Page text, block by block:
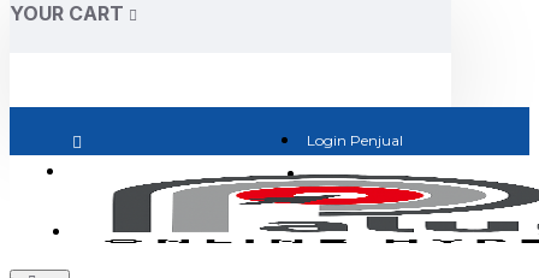
YOUR CART
Login Penjual
Jadi Penjual